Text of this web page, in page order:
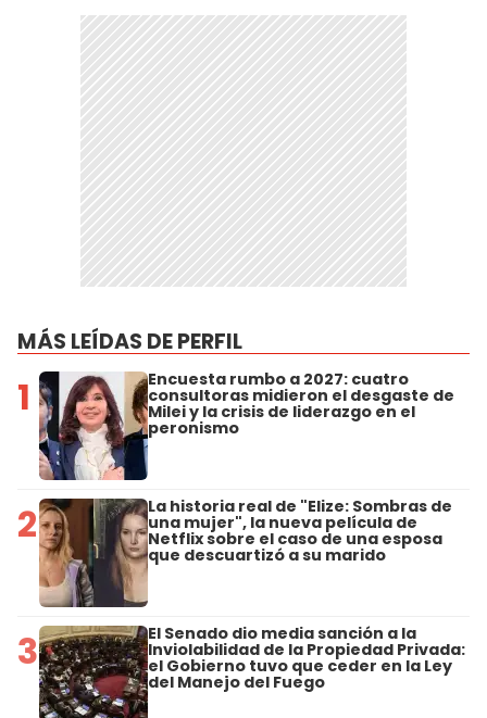
MÁS LEÍDAS DE PERFIL
1 Encuesta rumbo a 2027: cuatro
consultoras midieron el desgaste de
Milei y la crisis de liderazgo en el
peronismo
2 La historia real de "Elize: Sombras de
una mujer", la nueva película de
Netflix sobre el caso de una esposa
que descuartizó a su marido
3 El Senado dio media sanción a la
Inviolabilidad de la Propiedad Privada:
el Gobierno tuvo que ceder en la Ley
del Manejo del Fuego